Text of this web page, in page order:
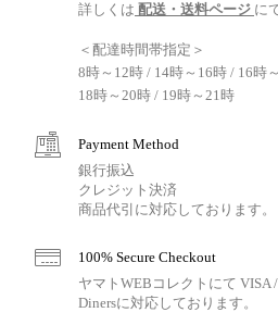
詳しくは 配送・送料ページ に
＜配達時間帯指定＞
8時～12時 / 14時～16時 / 16時
18時～20時 / 19時～21時
Payment Method
銀行振込
クレジット決済
商品代引に対応しております。
100% Secure Checkout
ヤマトWEBコレクトにて VISA
Dinersに対応しております。